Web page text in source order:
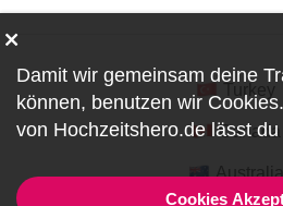
Canada
Australia
Damit wir gemeinsam deine
können, benutzen wir Cookies
von Hochzeitshero.de lässt
Cookies